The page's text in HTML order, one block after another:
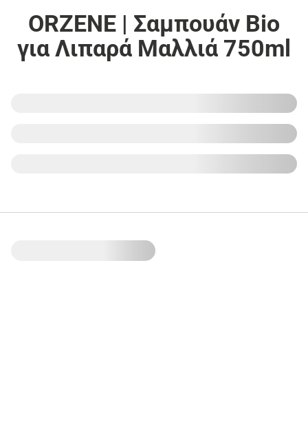
ORZENE | Σαμπουάν Bio
για Λιπαρά Μαλλιά 750ml